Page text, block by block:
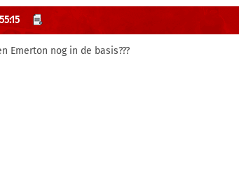
Emerton nog in de basis???